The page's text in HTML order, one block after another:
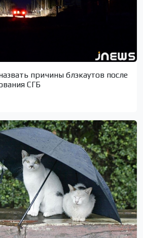
причины блэкаутов после
СГБ